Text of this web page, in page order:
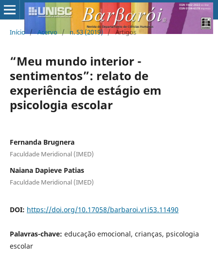
Início / Acervo / n. 53 (2019) / Artigos
“Meu mundo interior -
sentimentos”: relato de
experiência de estágio em
psicologia escolar
Fernanda Brugnera
Faculdade Meridional (IMED)
Naiana Dapieve Patias
Faculdade Meridional (IMED)
DOI: https://doi.org/10.17058/barbaroi.v1i53.11490
Palavras-chave: educação emocional, crianças, psicologia
escolar